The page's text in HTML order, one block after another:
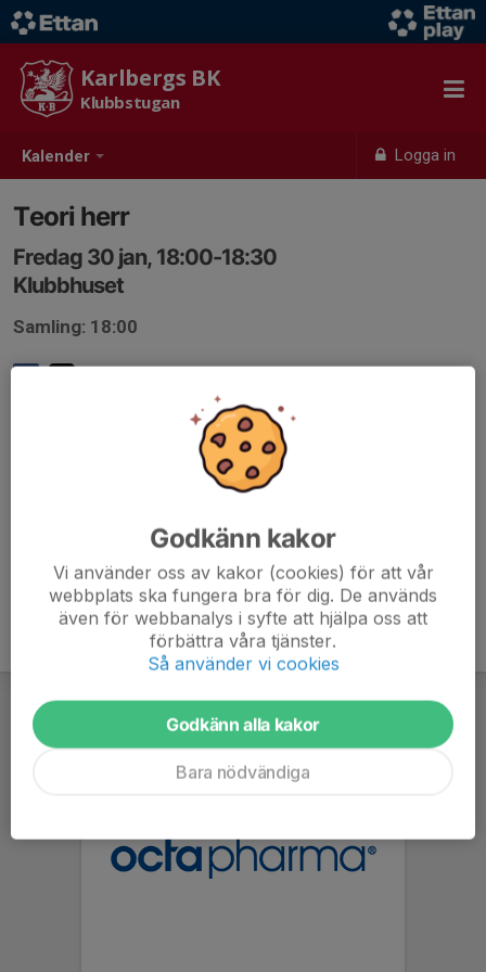
Kalender Logga in
Karlbergs BK
Klubbstugan
Teori herr
Fredag 30 jan, 18:00-18:30
Klubbhuset
Samling: 18:00
Godkänn kakor
Vi använder oss av kakor (cookies) för att vår
webbplats ska fungera bra för dig. De används
även för webbanalys i syfte att hjälpa oss att
förbättra våra tjänster.
Så använder vi cookies
Godkänn alla kakor
Bara nödvändiga